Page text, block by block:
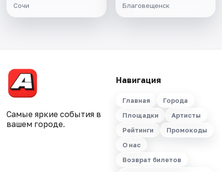
Сочи Благовещенск
Самые яркие события в
вашем городе.
Навигация
Главная
Города
Площадки
Артисты
Рейтинги
Промокоды
О нас
Возврат билетов